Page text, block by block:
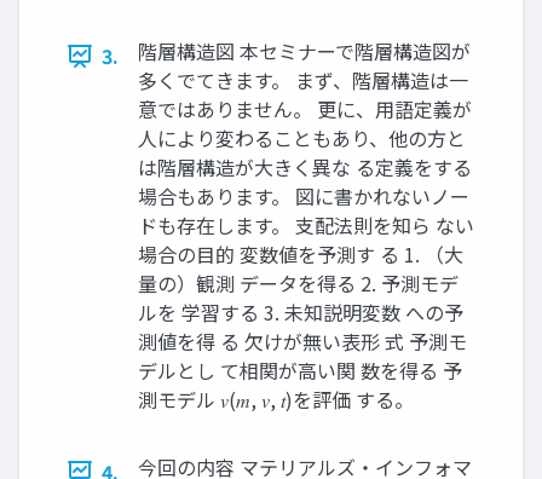
3.
階層構造図 本セミナーで階層構造図が
多くでてきます。 まず、階層構造は一
意ではありません。 更に、用語定義が
人により変わることもあり、他の方と
は階層構造が大きく異な る定義をする
場合もあります。 図に書かれないノー
ドも存在します。 支配法則を知ら ない
場合の目的 変数値を予測す る 1. （大
量の）観測 データを得る 2. 予測モデ
ルを 学習する 3. 未知説明変数 への予
測値を得 る 欠けが無い表形 式 予測モ
デルとし て相関が高い関 数を得る 予
測モデル 𝑣(𝑚, 𝑣, 𝑡)を評価 する。
4. 今回の内容 マテリアルズ・インフォマ